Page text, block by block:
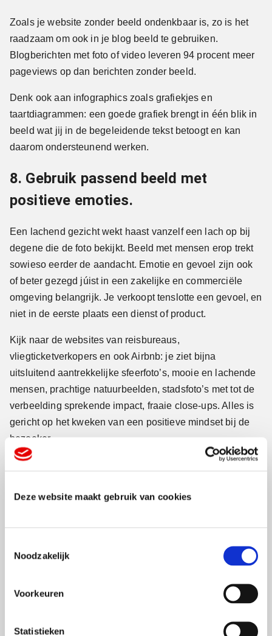
Deze website maakt gebruik van cookies
Noodzakelijk
Voorkeuren
Statistieken
Zoals je website zonder beeld ondenkbaar is, zo is het
raadzaam om ook in je blog beeld te gebruiken.
Blogberichten met foto of video leveren 94 procent meer
pageviews op dan berichten zonder beeld.
Denk ook aan infographics zoals grafiekjes en
taartdiagrammen: een goede grafiek brengt in één blik in
beeld wat jij in de begeleidende tekst betoogt en kan
daarom ondersteunend werken.
8. Gebruik passend beeld met
positieve emoties.
Een lachend gezicht wekt haast vanzelf een lach op bij
degene die de foto bekijkt. Beeld met mensen erop trekt
sowieso eerder de aandacht. Emotie en gevoel zijn ook
of beter gezegd júist in een zakelijke en commerciële
omgeving belangrijk. Je verkoopt tenslotte een gevoel, en
niet in de eerste plaats een dienst of product.
Kijk naar de websites van reisbureaus,
vliegticketverkopers en ook Airbnb: je ziet bijna
uitsluitend aantrekkelijke sfeerfoto’s, mooie en lachende
mensen, prachtige natuurbeelden, stadsfoto’s met tot de
verbeelding sprekende impact, fraaie close-ups. Alles is
gericht op het kweken van een positieve mindset bij de
bezoeker.
te veel beeld.
tekstblokje, geeft de bezoeker van je website houvast. En
visitekaartje voor met een prachtige foto maar zonder
naam en telefoonnummer. Daar heb je niets aan. Tekst
geeft de kijker/lezer richting, houvast en de broodnodige